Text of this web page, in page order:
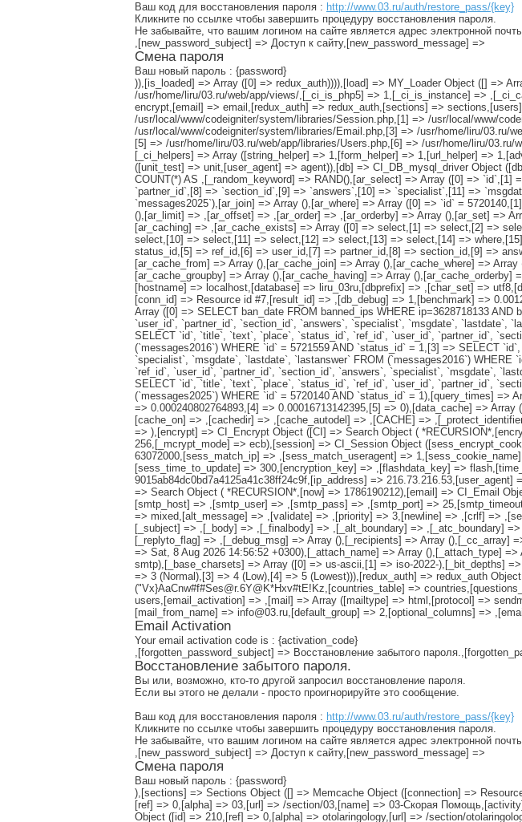
Ваш код для восстановления пароля : http://www.03.ru/auth/restore_pass/{key}
Кликните по ссылке чтобы завершить процедуру восстановления пароля.
Не забывайте, что вашим логином на сайте является адрес электронной
,[new_password_subject] => Доступ к сайту,[new_password_message] =>
Смена пароля
Ваш новый пароль : {password}
)),[is_loaded] => Array ([0] => redux_auth)))),[load] => MY_Loader Object ([] =>
/usr/home/liru/03.ru/web/app/views/,[_ci_is_php5] => 1,[_ci_is_instance] =>
encrypt,[email] => email,[redux_auth] => redux_auth,[sections] =>
/usr/local/www/codeigniter/system/libraries/Session.php,[1] => /usr/local/www/
/usr/local/www/codeigniter/system/libraries/Email.php,[3] => /usr/home/liru/03.ru/
[5] => /usr/home/liru/03.ru/web/app/libraries/Users.php,[6] => /usr/home/liru/
[_ci_helpers] => Array ([string_helper] => 1,[form_helper] => 1,[url_helper] =>
([unit_test] => unit,[user_agent] => agent)),[db] => CI_DB_mysql_driver Object
COUNT(*) AS ,[_random_keyword] => RAND(),[ar_select] => Array ([0] =>
`partner_id`,[8] => `section_id`,[9] => `answers`,[10] => `specialist`,[11] =>
`messages2025`),[ar_join] => Array (),[ar_where] => Array ([0] => `id` =
(),[ar_limit] => ,[ar_offset] => ,[ar_order] => ,[ar_orderby] => Array (),[ar_set] =>
[ar_caching] => ,[ar_cache_exists] => Array ([0] => select,[1] => select,[2] =>
select,[10] => select,[11] => select,[12] => select,[13] => select,[14] =>
status_id,[5] => ref_id,[6] => user_id,[7] => partner_id,[8] => section_id,[9] =>
[ar_cache_from] => Array (),[ar_cache_join] => Array (),[ar_cache_where] =>
[ar_cache_groupby] => Array (),[ar_cache_having] => Array
[hostname] => localhost,[database] => liru_03ru,[dbprefix] => ,[char_set] =>
[conn_id] => Resource id #7,[result_id] => ,[db_debug] => 1,[benchmark] =>
Array ([0] => SELECT ban_date FROM banned_ips WHERE ip=3628718133
`user_id`, `partner_id`, `section_id`, `answers`, `specialist`, `msgdate`, `lastdate`,
SELECT `id`, `title`, `text`, `place`, `status_id`, `ref_id`, `user_id`, `partner_id`,
(`messages2016`) WHERE `id` = 5721559 AND `status_id` = 1,[3] => SELECT
`specialist`, `msgdate`, `lastdate`, `lastanswer` FROM (`messages2016`)
`ref_id`, `user_id`, `partner_id`, `section_id`, `answers`, `specialist`, `msgdate`,
SELECT `id`, `title`, `text`, `place`, `status_id`, `ref_id`, `user_id`, `partner_id`,
(`messages2025`) WHERE `id` = 5720140 AND `status_id` = 1),[query_times] =>
=> 0.000240802764893,[4] => 0.00016713142395,[5] => 0),[data_cache] =>
[cache_on] => ,[cachedir] => ,[cache_autodel] => ,[CACHE] =>
=> ),[encrypt] => CI_Encrypt Object ([CI] => Search Object (
256,[_mcrypt_mode] => ecb),[session] => CI_Session Object
63072000,[sess_match_ip] => ,[sess_match_useragent] =>
[sess_time_to_update] => 300,[encryption_key] => ,[flashdata_key] =>
9015ab84dc0bd7a4125a41c38ff24c9f,[ip_address] =>
=> Search Object ( *RECURSION*,[now] => 1786190212),[email] => CI_Email
[smtp_host] => ,[smtp_user] => ,[smtp_pass] => ,[smtp_port] =>
=> mixed,[alt_message] => ,[validate] => ,[priority] => 3,[newline] => ,[crlf] =>
[_subject] => ,[_body] => ,[_finalbody] => ,[_alt_boundary] => ,[_atc_boundary]
[_replyto_flag] => ,[_debug_msg] => Array (),[_recipients] => Array (),[_cc_array]
=> Sat, 8 Aug 2026 14:56:52 +0300),[_attach_name] => Array (),[_attach_type]
smtp),[_base_charsets] => Array ([0] => us-ascii,[1] => iso-2022-),[_bit_depths]
=> 3 (Normal),[3] => 4 (Low),[4] => 5 (Lowest))),[redux_auth] => redux_auth
("Vx}AaCnw#f#Ses@r.6Y@K*Hxv#tE!Kz,[countries_table] =>
users,[email_activation] => ,[mail] => Array ([mailtype] => html,[protocol] =>
[mail_from_name] => info@03.ru,[default_group] => 2,[optional_columns] =>
Email Activation
Your email activation code is : {activation_code}
,[forgotten_password_subject] => Восстановление забытого
Восстановление забытого пароля.
Вы или, возможно, кто-то другой запросил восстановление пароля.
Если вы этого не делали - просто проигнорируйте это сообщение.
Ваш код для восстановления пароля : http://www.03.ru/auth/restore_pass/{key}
Кликните по ссылке чтобы завершить процедуру восстановления пароля.
Не забывайте, что вашим логином на сайте является адрес электронной
,[new_password_subject] => Доступ к сайту,[new_password_message] =>
Смена пароля
Ваш новый пароль : {password}
),[sections] => Sections Object ([] => Memcache Object ([connection] => Resource id #15),[] => 1,[] => 03_sections_,[] => Array ([5573] => stdClass Object ([id] => 5573,[ref] => 0,[alpha] => 03,[url] => /section/03,[name] => 03-Скорая Помощь,[activity] => 0,[start] => 2003-07-01,[read_only] => 0,[specialists] => Array ()),[210] => stdClass Object ([id] => 210,[ref] => 0,[alpha] => otolaringology,[url] => /section/otolaringology,[name] => ЛОР,[activity] => 0,[start] => 2000-03-15,[read_only] => 0,[specialists] => Array ()),[1388] => stdClass Object ([id] => 1388,[ref] => 0,[alpha] => sport,[url] => /section/sport,[name] => ЛФК и спорт,[activity] => 0,[start] => 2000-08-08,[read_only] => 0,[specialists] => Array ()),[5470] => stdClass Object ([id] => 5470,[ref] => 0,[alpha] => family,[url] => /section/family,[name] => семейный доктор,[activity] => 0,[start] => 2001-06-19,[read_only] => 0,[specialists] => Array ()),[20] => stdClass Object ([id] => 20,[ref] => 0,[alpha] => artrology,[url] => /section/artrology,[name] => артролог,[activity] => 0,[start] => 2000-03-22,[read_only] => 0,[specialists] => Array ()),[110] => stdClass Object ([id] => 110,[ref] => 0,[alpha] => immunology,[url] => /section/immunology,[name] => аллерго-иммунолог,[activity] => 0,[start] => 2000-03-09,[read_only] => 0,[specialists] => Array ()),[5458] => stdClass Object ([id] => 5458,[ref] => 0,[alpha] => apteka,[url] => /section/apteka,[name] => аптека,[activity] => 0,[start] => 2000-03-08,[read_only] => 0,[specialists] => Array ()),[5490] => stdClass Object ([id] => 5490,[ref] => 5458,[alpha] => foodadd,[url] => /section/foodadd,[name] => пищевые добавки,[activity] => 0,[start] => 2001-09-17,[read_only] => 0,[specialists] => Array ()),[1323] => stdClass Object ([id] => 1323,[ref] => 0,[alpha] => sterility,[url] => /section/sterility,[name] => бесплодие,[activity] => 0,[start] => 2000-07-22,[read_only] => 0,[specialists] => Array ()),[5599] => stdClass Object ([id] => 5599,[ref] => 1323,[alpha] => natural,[url] => /section/natural,[name] => естеств. методы,[activity] => 0,[start] => 2004-02-27,[read_only] => 0,[specialists] => Array ()),[5598] => stdClass Object ([id] => 5598,[ref] => 1323,[alpha] => artificial,[url] => /section/artificial,[name] => искусств. методы,[activity] => 0,[start] => 2004-02-27,[read_only] => 0,[specialists] => Array ()),[40] => stdClass Object ([id] => 40,[ref] => 0,[alpha] => venerology,[url] => /section/venerology,[name] => венеролог,[activity] => 0,[start] => 2000-03-06,[read_only] => 0,[specialists] => Array ()),[1110] => stdClass Object ([id] => 1110,[ref] => 0,[alpha] => veterinary,[url] => /section/veterinary,[name] => ветеринар,[activity] => 0,[start] => 2000-05-08,[read_only] => 0,[specialists] => Array ()),[50] => stdClass Object ([id] => 50,[ref] => 0,[alpha] => gastro,[url] => /section/gastro,[name] => гастроэнтеролог,[activity] => 0,[start] => 2000-04-19,[read_only] => 0,[specialists] => Array ()),[60] => stdClass Object ([id] => 60,[ref] => 0,[alpha] => genetics,[url] => /section/genetics,[name] => генетик,[activity] => 0,[start] => 2000-03-23,[read_only] => 0,[specialists] => Array ()),[70] => stdClass Object ([id] => 70,[ref] => 0,[alpha] => gematology,[url] => /section/gematology,[name] => гематолог,[activity] => 0,[start] => 2000-04-05,[read_only] => 0,[specialists] => Array ()),[80] => stdClass Object ([id] => 80,[ref] => 0,[alpha] => gynecology,[url] => /section/gynecology,[name] => гинеколог,[activity] => 0,[start] => 2000-03-07,[read_only] => 0,[specialists] => Array ()),[1322] => stdClass Object ([id] => 1322,[ref] => 80,[alpha] => pregnancy,[url] => /section/pregnancy,[name] => о беременности,[activity] => 0,[start] => 2000-03-14,[read_only] => 0,[specialists] => Array ()),[5354] => stdClass Object ([id] => 5354,[ref] => 80,[alpha] => onco,[url] => /section/onco,[name] => онкогинеколог,[activity] => 0,[start] => 2000-11-28,[read_only] => 0,[specialists] => Array ()),[5485] => stdClass Object ([id] => 5485,[ref] => 80,[alpha] => contraception,[url] => /section/contraception,[name] => контрацепция,[activity] => 0,[start] => 2000-03-21,[read_only] => 0,[specialists] => Array ()),[90] => stdClass Object ([id] => 90,[ref] => 0,[alpha] => gomeo,[url] => /section/gomeo,[name] => гомеопат,[activity] => 0,[start] => 2000-04-25,[read_only] => 0,[specialists] => Array ()),[100] => stdClass Object ([id] => 100,[ref] => 0,[alpha] => dermatology,[url] => /section/dermatology,[name] => дерматолог,[activity] => 0,[start] => 2000-03-07,[read_only] => 0,[specialists] => Array ()),[1288] => stdClass Object ([id] => 1288,[ref] => 0,[alpha] => dietology,[url] => /section/dietology,[name] => диетолог,[activity] => 0,[start] => 2000-07-03,[read_only]